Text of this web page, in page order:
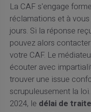
La CAF s'engage
réclamations et à
jours. Si la réponse
pouvez alors
votre CAF. Le
écouter avec
trouver une issue
scrupuleusement la
2024, le délai de